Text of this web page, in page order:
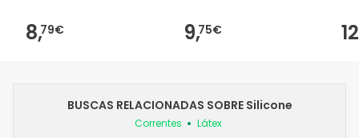
8,79€ 9,75€
BUSCAS RELACIONADAS SOBRE Silicone
Correntes Látex